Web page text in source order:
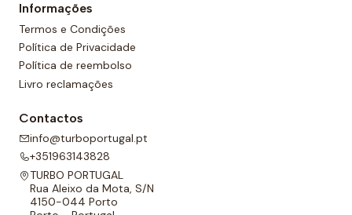
Informações
Termos e Condições
Política de Privacidade
Política de reembolso
Livro reclamações
Contactos
info@turboportugal.pt
+351963143828
TURBO PORTUGAL
Rua Aleixo da Mota, S/N
4150-044 Porto